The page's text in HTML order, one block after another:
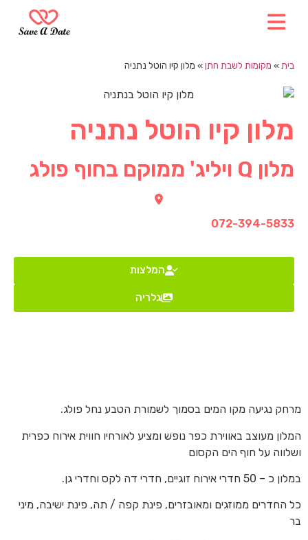
בית» מקומות לשבת חתן» מלון קיו הוטל נתניה
מלון קיו הוטל נתניה
מלון Q ויליג' ממוקם בחוף פולג
072-394-5833
המלצות
גלריה
מרחק נגיעה מקו המים בסמוך לשמורת הטבע נחל פולג.
המלון מעוצב באווירת כפר נופש ומציע לאורחיו חווית אירוח כפרית
ושלווה על חוף הים הקסום
במלון כ – 50 חדרי אירוח זוגיים, חדרי דה לקס וחדרי גן.
כל החדרים ממוזגים ומאובזרים, פינת קפה / תה, פינת ישיבה, מיני
בר